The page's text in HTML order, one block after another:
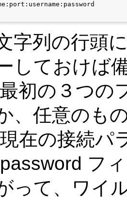
字列の行頭
しておけば
初の３つの
、任意のも
在の接続パ
フ
って、ワイ